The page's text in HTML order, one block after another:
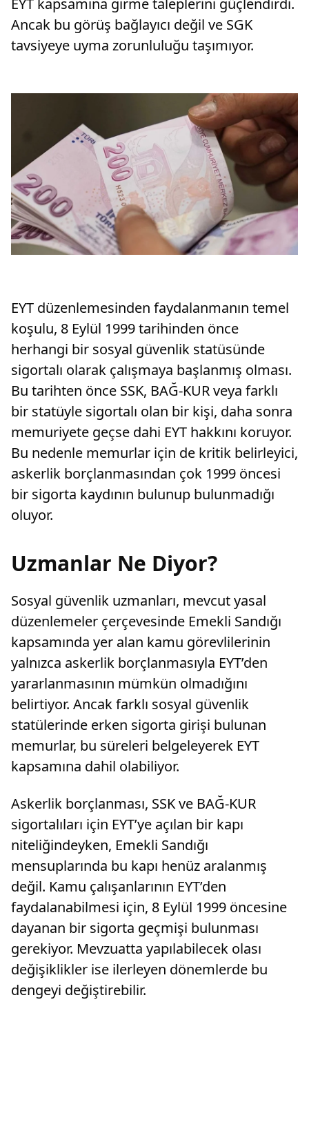
Ancak bu görüş bağlayıcı değil ve SGK
tavsiyeye uyma zorunluluğu taşımıyor.
EYT düzenlemesinden faydalanmanın temel
koşulu, 8 Eylül 1999 tarihinden önce
herhangi bir sosyal güvenlik statüsünde
sigortalı olarak çalışmaya başlanmış olması.
Bu tarihten önce SSK, BAĞ-KUR veya farklı
bir statüyle sigortalı olan bir kişi, daha sonra
memuriyete geçse dahi EYT hakkını koruyor.
Bu nedenle memurlar için de kritik belirleyici,
askerlik borçlanmasından çok 1999 öncesi
bir sigorta kaydının bulunup bulunmadığı
oluyor.
Uzmanlar Ne Diyor?
Sosyal güvenlik uzmanları, mevcut yasal
düzenlemeler çerçevesinde Emekli Sandığı
kapsamında yer alan kamu görevlilerinin
yalnızca askerlik borçlanmasıyla EYT’den
yararlanmasının mümkün olmadığını
belirtiyor. Ancak farklı sosyal güvenlik
statülerinde erken sigorta girişi bulunan
memurlar, bu süreleri belgeleyerek EYT
kapsamına dahil olabiliyor.
Askerlik borçlanması, SSK ve BAĞ-KUR
sigortalıları için EYT’ye açılan bir kapı
niteliğindeyken, Emekli Sandığı
mensuplarında bu kapı henüz aralanmış
değil. Kamu çalışanlarının EYT’den
faydalanabilmesi için, 8 Eylül 1999 öncesine
dayanan bir sigorta geçmişi bulunması
gerekiyor. Mevzuatta yapılabilecek olası
değişiklikler ise ilerleyen dönemlerde bu
dengeyi değiştirebilir.